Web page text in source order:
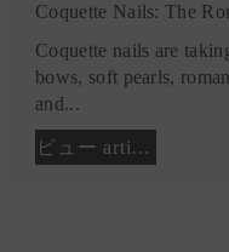
Coquette Nails: The
Coquette nails are
bows, soft pearls,
and...
ビュー article